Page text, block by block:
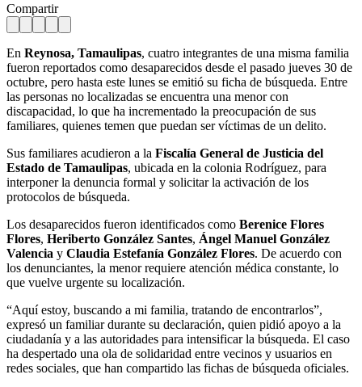
Compartir
En Reynosa, Tamaulipas, cuatro integrantes de una misma familia
fueron reportados como desaparecidos desde el pasado jueves 30 de
octubre, pero hasta este lunes se emitió su ficha de búsqueda. Entre
las personas no localizadas se encuentra una menor con
discapacidad, lo que ha incrementado la preocupación de sus
familiares, quienes temen que puedan ser víctimas de un delito.
Sus familiares acudieron a la Fiscalía General de Justicia del
Estado de Tamaulipas, ubicada en la colonia Rodríguez, para
interponer la denuncia formal y solicitar la activación de los
protocolos de búsqueda.
Los desaparecidos fueron identificados como Berenice Flores
Flores, Heriberto González Santes, Ángel Manuel González
Valencia y Claudia Estefanía González Flores. De acuerdo con
los denunciantes, la menor requiere atención médica constante, lo
que vuelve urgente su localización.
“Aquí estoy, buscando a mi familia, tratando de encontrarlos”,
expresó un familiar durante su declaración, quien pidió apoyo a la
ciudadanía y a las autoridades para intensificar la búsqueda. El caso
ha despertado una ola de solidaridad entre vecinos y usuarios en
redes sociales, que han compartido las fichas de búsqueda oficiales.